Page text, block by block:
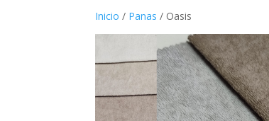
Inicio / Panas / Oasis